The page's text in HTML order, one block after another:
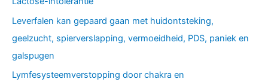
Leverfalen kan gepaard gaan met huidontsteking,
geelzucht, spierverslapping, vermoeidheid, PDS, paniek en
galspugen
Lymfesysteemverstopping door chakra en